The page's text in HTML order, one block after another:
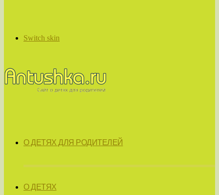
Switch skin
О ДЕТЯХ ДЛЯ РОДИТЕЛЕЙ
О ДЕТЯХ